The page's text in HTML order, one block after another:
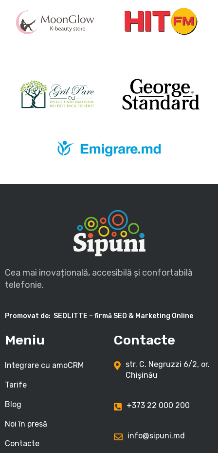
Cea mai inovațională, accesibilă și confortabilă
telefonie.
Promovat de: SEOLITTE – firmă SEO & Marketing Online
Meniu
Integrare cu amoCRM
Tarife
Blog
Noi în presă
Contacte
Contacte
str. C. Negruzzi 6/2, or.
Chișinău
+373 22 000 200
info@sipuni.md